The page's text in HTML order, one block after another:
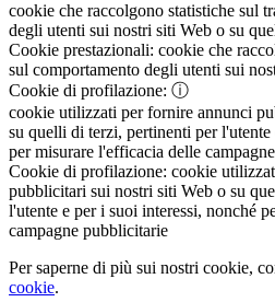
cookie che raccolgono statistiche sul
degli utenti sui nostri siti Web o su
Cookie prestazionali: cookie che
sul comportamento degli utenti sui
Cookie di profilazione: ⓘ
cookie utilizzati per fornire annunci
su quelli di terzi, pertinenti per
per misurare l'efficacia delle
Cookie di profilazione: cookie
pubblicitari sui nostri siti Web o su
l'utente e per i suoi interessi, nonché
campagne pubblicitarie
Per saperne di più sui nostri cookie,
cookie.